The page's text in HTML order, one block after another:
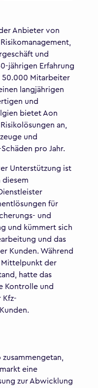
Anbieter von
und
jährigen Erfahrung
50.000 Mitarbeiter
langjährigen
und
bietet Aon
an,
und
pro Jahr.
Unterstützung ist
diesem
für
und
und kümmert sich
und das
Kunden. Während
Mittelpunkt der
hatte das
Kontrolle und
Kfz-
eine
zur Abwicklung